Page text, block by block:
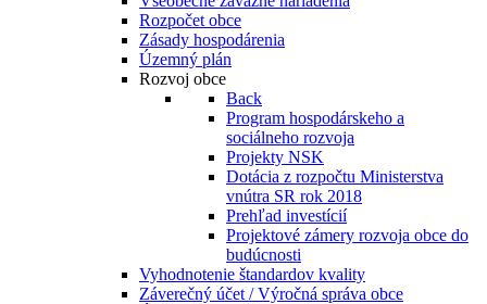
Rozpočet obce
Zásady hospodárenia
Územný plán
Rozvoj obce
Back
Program hospodárskeho a
sociálneho rozvoja
Projekty NSK
Dotácia z rozpočtu Ministerstva
vnútra SR rok 2018
Prehľad investícií
Projektové zámery rozvoja obce do
budúcnosti
Vyhodnotenie štandardov kvality
Záverečný účet / Výročná správa obce